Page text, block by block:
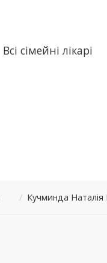
Всі сімейні лікарі
/ Кучминда